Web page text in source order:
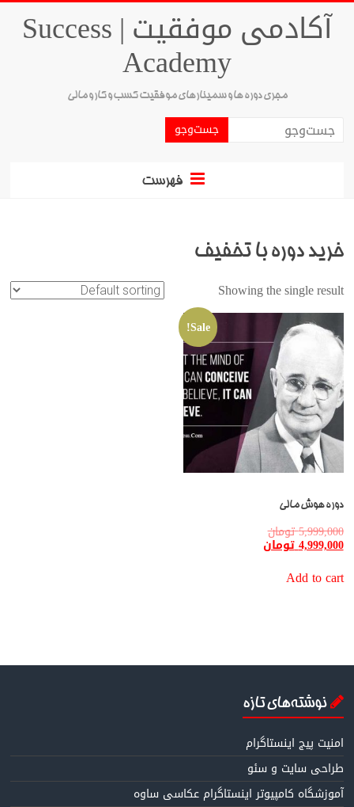
آکادمی موفقیت | Success
Academy
مجری دوره ها و سمینارهای موفقیت کسب و کار و مالی
فهرست
خرید دوره با تخفیف
Showing the single result
Sale!
دوره هوش مالی
5,999,000تومان
4,999,000تومان
Add to cart
نوشته‌های تازه
امنیت پیج اینستاگرام
طراحی سایت و سئو
آموزشگاه کامپیوتر اینستاگرام عکاسی ساوه